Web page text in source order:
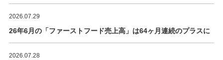
2026.07.29
26年6月の「ファーストフード売上高」は64ヶ月連続のプラスに
2026.07.28